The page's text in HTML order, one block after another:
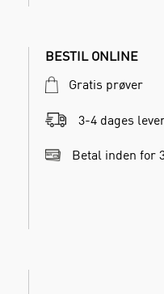
BESTIL ONLINE
Gratis prøver
3-4 dages
Betal inden for